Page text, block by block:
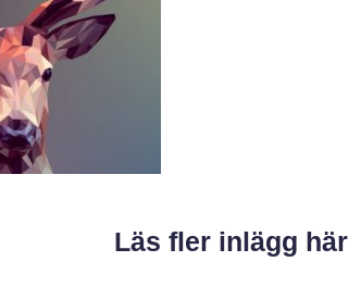
Läs fler inlägg här